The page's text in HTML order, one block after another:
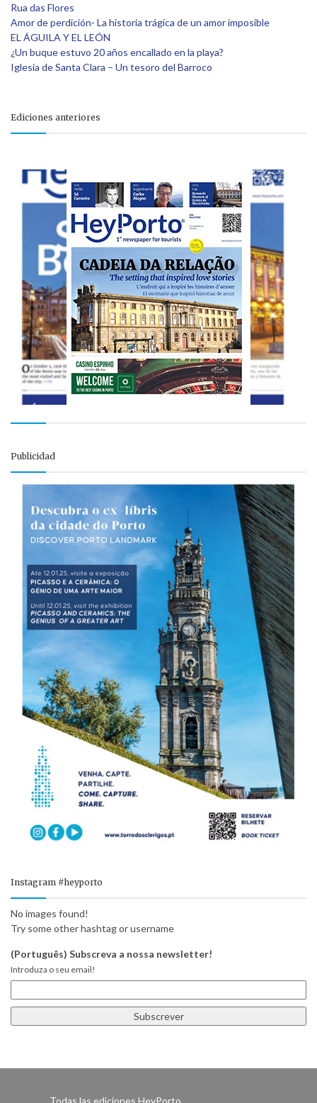
Rua das Flores
Amor de perdición- La historia trágica de un amor imposible
EL ÁGUILA Y EL LEÓN
¿Un buque estuvo 20 años encallado en la playa?
Iglesia de Santa Clara – Un tesoro del Barroco
Ediciones anteriores
Publicidad
Instagram #heyporto
No images found!
Try some other hashtag or username
(Português) Subscreva a nossa newsletter!
Introduza o seu email!